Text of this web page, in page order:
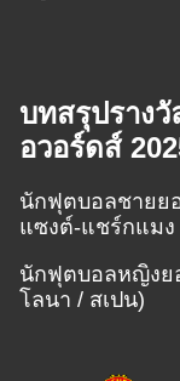
บทสรุปราง
อวอร์ดส์
นักฟุตบอลชายย
แซงต์-แชร์กแมง
นักฟุตบอลหญิงย
โลนา / สเปน)